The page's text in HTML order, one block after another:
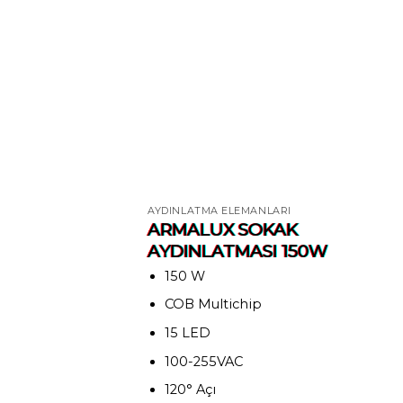
AYDINLATMA ELEMANLARI
ARMALUX SOKAK
AYDINLATMASI 150W
150 W
COB Multichip
15 LED
100-255VAC
120° Açı